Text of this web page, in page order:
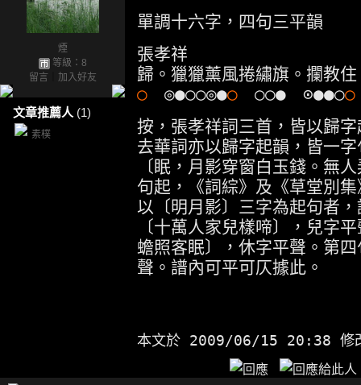
煙
等級：8
留言
加入好友
文章推薦人 (1)
素樸
單調十六字，四句三平韻
張孝祥
歸。獵獵薰風捲繡旗。攔教
○ ◎●○○◎●○ ○○● ⊙●●○○
按，張孝祥詞三首，皆以歸
去華詞亦以歸字起韻，皆一
〔眠，月影穿窗白玉錢。無
句起，《詞綜》及《草堂別
以〔明月影〕三字為起句者
〔十萬人家兒樣啼〕，兒字
蟾照客眠〕，休字平聲。第
聲。譜內可平可仄據此。
本文於 2009/06/15 20:38 修